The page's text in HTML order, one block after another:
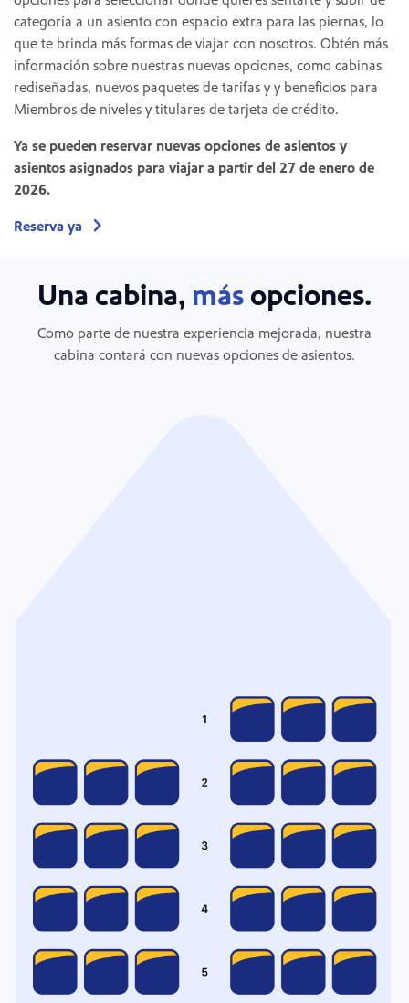
categoría a un asiento con espacio extra para las piernas, lo
que te brinda más formas de viajar con nosotros. Obtén más
información sobre nuestras nuevas opciones, como cabinas
rediseñadas, nuevos paquetes de tarifas y y beneficios para
Miembros de niveles y titulares de tarjeta de crédito.
Ya se pueden reservar nuevas opciones de asientos y
asientos asignados para viajar a partir del 27 de enero de
2026.
Reserva ya
Una cabina, másopciones.
Como parte de nuestra experiencia mejorada, nuestra
cabina contará con nuevas opciones de asientos.